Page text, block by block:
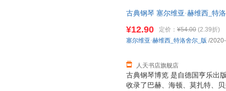
古典钢琴 塞尔维亚·赫维西_特
古典钢琴博览 是自德国亨乐出
收录了巴赫、海顿、莫扎特、
¥12.90 定价： ¥54.00 (2.39折)
人天书店旗舰店
塞尔维亚·赫维西_特洛舍尔_版 /